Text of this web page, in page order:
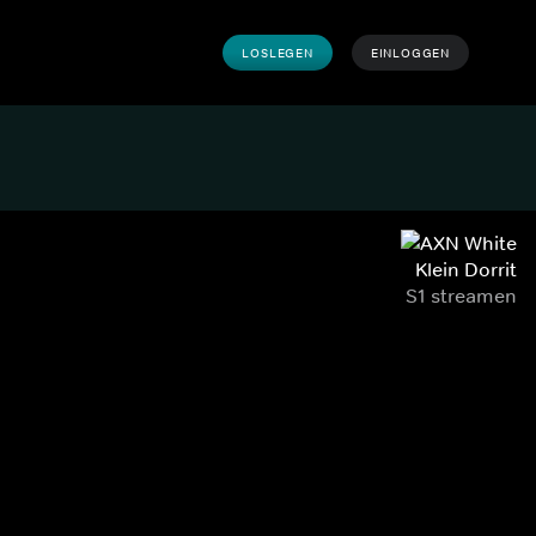
LOSLEGEN EINLOGGEN
Klein Dorrit
S1 streamen